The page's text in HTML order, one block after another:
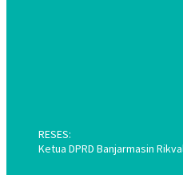
RESES:
Ketua DPRD Banjarmasin